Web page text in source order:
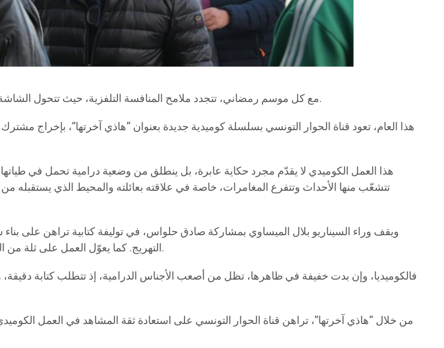
مع كل موسم رمضاني، تتجدد ملامح المنافسة التلفزية، حيث تتحول الشاشة الصغيرة إلى ساحة مفتوحة لاختبار ذائقة الجمهور وقدرة الأعمال على شدّ الانتباه.
هذا العام، تعود قناة الحوار التونسي بسلسلة كوميدية جديدة بعنوان “هاذي آخرتها”، بإخراج
هذا العمل الكوميدي لا يقدّم مجرد حكاية عابرة، بل ينطلق من وضعية درامية تحمل في
تتشعّب منها الأحداث وتتفرع المغامرات، خاصة في علاقته بعائلته والمحيط الذي يستقبله
ويقف وراء السيناريو بلال الميساوي بمشاركة صادق حلواس، في توليفة كتابية تراهن على
التهريج. كما يعوّل العمل على ثلة من الممثلين الكبار، لكل منهم بصمته الخاصة في حبك القصة وصناعة الإيقاع الكوميدي.
فالكوميديا، وإن بدت خفيفة في ظاهرها، تظل من أصعب الأجناس الدرامية، إذ تتطلب كتابة
من خلال “هاذي آخرتها”، تراهن قناة الحوار التونسي على استعادة ثقة المشاهد في العمل